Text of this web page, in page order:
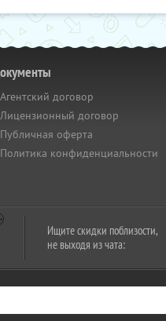
Агентский договор
Лицензионный договор
Публичная оферта
Политика конфиденциальности
Ищите скидки поблизости,
не выходя из чата: